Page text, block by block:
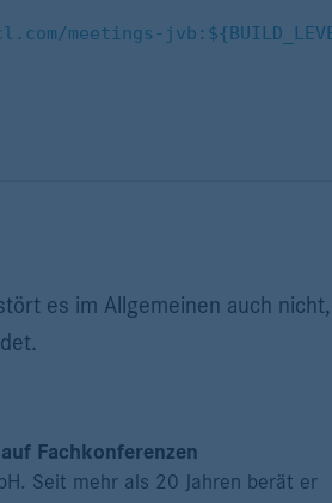
meetings-
es im Allgemeinen auch nicht,
Fachkonferenzen
Seit mehr als 20 Jahren berät er